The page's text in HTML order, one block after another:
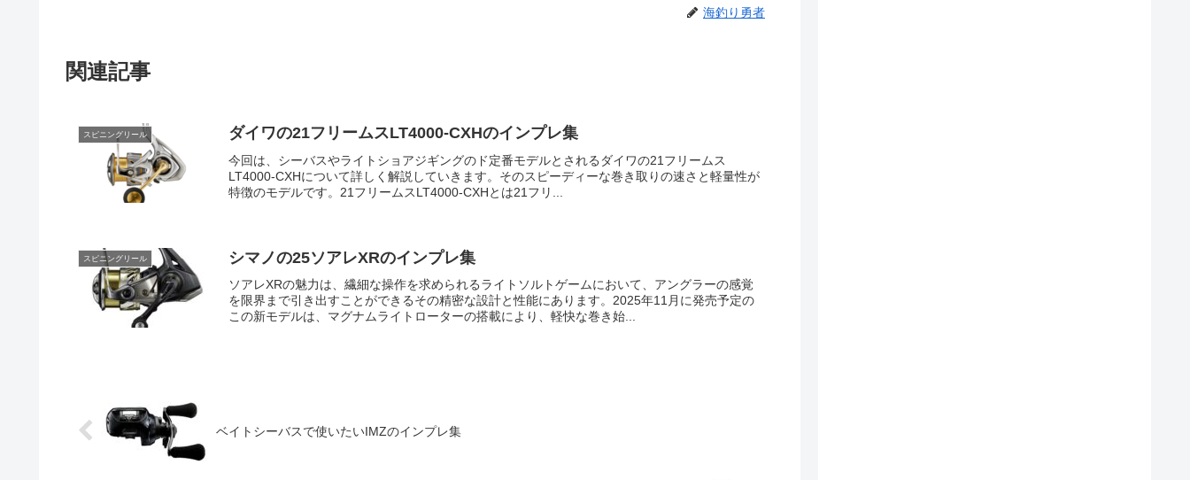
海釣り勇者
関連記事
スピニングリール ダイワの21フリームスLT4000-CXHのインプレ集
今回は、シーバスやライトショアジギングのド定番モデルとされるダイワの21フリームス
LT4000-CXHについて詳しく解説していきます。そのスピーディーな巻き取りの速さと軽量性が
特徴のモデルです。21フリームスLT4000-CXHとは21フリ...
スピニングリール シマノの25ソアレXRのインプレ集
ソアレXRの魅力は、繊細な操作を求められるライトソルトゲームにおいて、アングラーの感覚
を限界まで引き出すことができるその精密な設計と性能にあります。2025年11月に発売予定の
この新モデルは、マグナムライトローターの搭載により、軽快な巻き始...
ベイトシーバスで使いたいIMZのインプレ集